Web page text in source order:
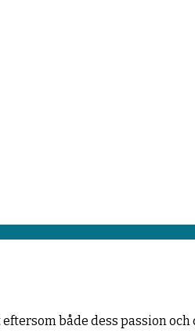
både dess passion